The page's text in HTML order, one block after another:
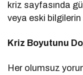
kriz sayfasında
veya eski bilgilerin
Kriz Boyutunu
Her olumsuz